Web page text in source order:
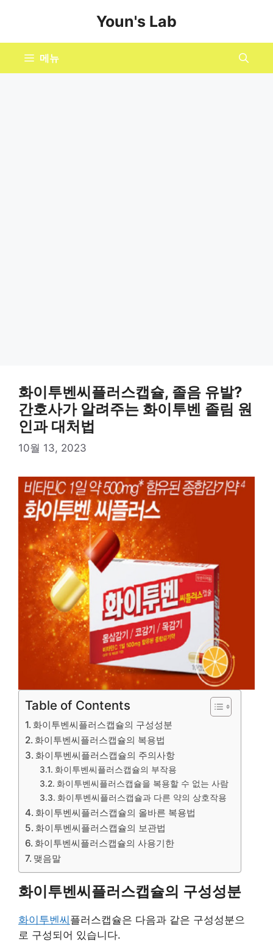
Youn's Lab
메뉴
화이투벤씨플러스캡슐, 졸음 유발?
간호사가 알려주는 화이투벤 졸림 원
인과 대처법
10월 13, 2023
Table of Contents
화이투벤씨플러스캡슐의 구성성분
화이투벤씨플러스캡슐의 복용법
화이투벤씨플러스캡슐의 주의사항
화이투벤씨플러스캡슐의 부작용
화이투벤씨플러스캡슐을 복용할 수 없는 사람
화이투벤씨플러스캡슐과 다른 약의 상호작용
화이투벤씨플러스캡슐의 올바른 복용법
화이투벤씨플러스캡슐의 보관법
화이투벤씨플러스캡슐의 사용기한
맺음말
화이투벤씨플러스캡슐의 구성성분
화이투벤씨플러스캡슐은 다음과 같은 구성성분으
로 구성되어 있습니다.